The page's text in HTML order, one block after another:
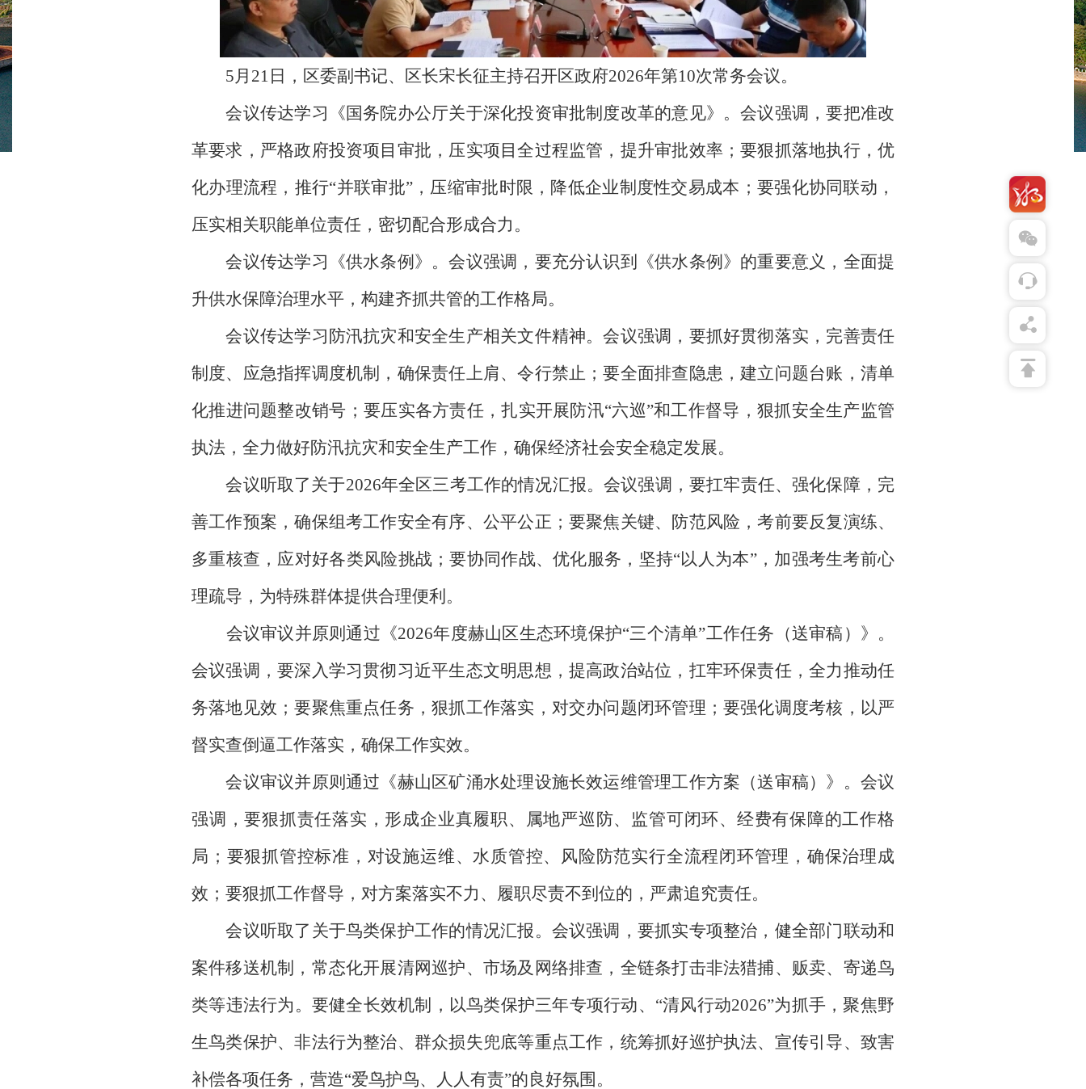
5月21日，区委副书记、区长宋长征主持召开区政府2026年第10次常务会议。
会议传达学习《国务院办公厅关于深化投资审批制度改革的意见》。会议强调，要把准改
革要求，严格政府投资项目审批，压实项目全过程监管，提升审批效率；要狠抓落地执行，优
化办理流程，推行“并联审批”，压缩审批时限，降低企业制度性交易成本；要强化协同联动，
压实相关职能单位责任，密切配合形成合力。
会议传达学习《供水条例》。会议强调，要充分认识到《供水条例》的重要意义，全面提
升供水保障治理水平，构建齐抓共管的工作格局。
会议传达学习防汛抗灾和安全生产相关文件精神。会议强调，要抓好贯彻落实，完善责任
制度、应急指挥调度机制，确保责任上肩、令行禁止；要全面排查隐患，建立问题台账，清单
化推进问题整改销号；要压实各方责任，扎实开展防汛“六巡”和工作督导，狠抓安全生产监管
执法，全力做好防汛抗灾和安全生产工作，确保经济社会安全稳定发展。
会议听取了关于2026年全区三考工作的情况汇报。会议强调，要扛牢责任、强化保障，完
善工作预案，确保组考工作安全有序、公平公正；要聚焦关键、防范风险，考前要反复演练、
多重核查，应对好各类风险挑战；要协同作战、优化服务，坚持“以人为本”，加强考生考前心
理疏导，为特殊群体提供合理便利。
会议审议并原则通过《2026年度赫山区生态环境保护“三个清单”工作任务（送审稿）》。
会议强调，要深入学习贯彻习近平生态文明思想，提高政治站位，扛牢环保责任，全力推动任
务落地见效；要聚焦重点任务，狠抓工作落实，对交办问题闭环管理；要强化调度考核，以严
督实查倒逼工作落实，确保工作实效。
会议审议并原则通过《赫山区矿涌水处理设施长效运维管理工作方案（送审稿）》。会议
强调，要狠抓责任落实，形成企业真履职、属地严巡防、监管可闭环、经费有保障的工作格
局；要狠抓管控标准，对设施运维、水质管控、风险防范实行全流程闭环管理，确保治理成
效；要狠抓工作督导，对方案落实不力、履职尽责不到位的，严肃追究责任。
会议听取了关于鸟类保护工作的情况汇报。会议强调，要抓实专项整治，健全部门联动和
案件移送机制，常态化开展清网巡护、市场及网络排查，全链条打击非法猎捕、贩卖、寄递鸟
类等违法行为。要健全长效机制，以鸟类保护三年专项行动、“清风行动2026”为抓手，聚焦野
生鸟类保护、非法行为整治、群众损失兜底等重点工作，统筹抓好巡护执法、宣传引导、致害
补偿各项任务，营造“爱鸟护鸟、人人有责”的良好氛围。